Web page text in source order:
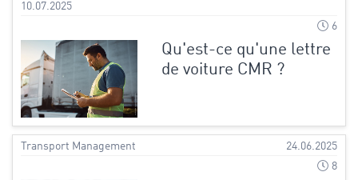
10.07.2025
6
Qu'est-ce qu'une lettre
de voiture CMR ?
Transport Management
24.06.2025
8